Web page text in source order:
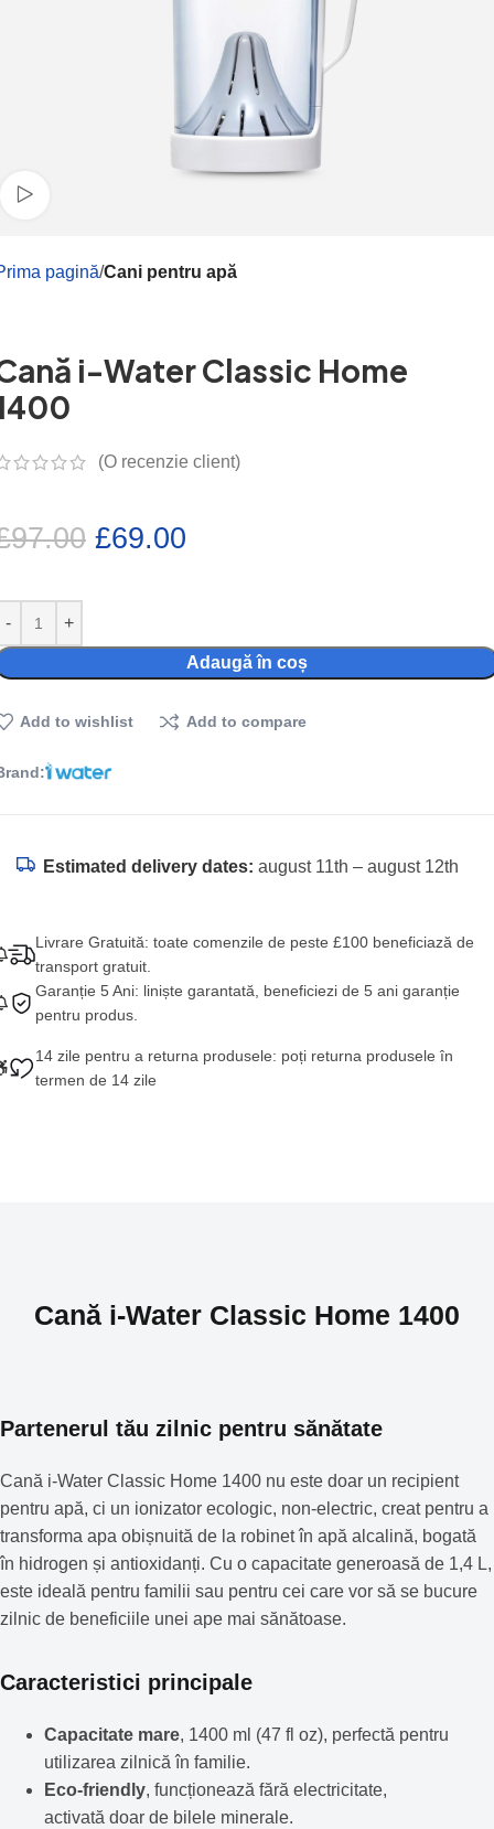
pagină Cani pentru apă
i-Water Classic Home
(O recenzie client)
97.00 £69.00
Adaugă în coș
Add to wishlist Add to compare
Estimated delivery dates: august 11th – august 12th
Livrare Gratuită: toate comenzile de peste £100 beneficiază de
transport gratuit.
Garanție 5 Ani: liniște garantată, beneficiezi de 5 ani garanție
pentru produs.
14 zile pentru a returna produsele: poți returna produsele în
termen de 14 zile
Cană i-Water Classic Home 1400
Partenerul tău zilnic pentru sănătate
Cană i-Water Classic Home 1400 nu este doar un recipient
pentru apă, ci un ionizator ecologic, non-electric, creat pentru a
transforma apa obișnuită de la robinet în apă alcalină, bogată
în hidrogen și antioxidanți. Cu o capacitate generoasă de 1,4 L,
este ideală pentru familii sau pentru cei care vor să se bucure
zilnic de beneficiile unei ape mai sănătoase.
Caracteristici principale
Capacitate mare, 1400 ml (47 fl oz), perfectă pentru
utilizarea zilnică în familie.
Eco-friendly, funcționează fără electricitate,
activată doar de bilele minerale.